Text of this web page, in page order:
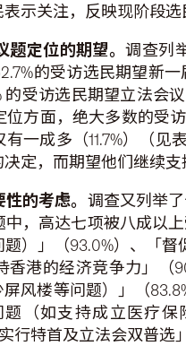
示关注，反映现阶段选
题定位的期望。调查列
的受访选民期望新
受访选民期望立法会
方面，绝大多数的受
一成多（11.7%）（
定，而期望他们继续支
的考虑。 调查又列举
，高达七项被八成以
）」（93.0%）、「
港的经济竞争力」（
屏风楼等问题）」（
（如支持成立医疗保
行特首及立法会双普选